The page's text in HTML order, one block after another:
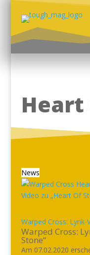
Heart
News
Warped Cross: Lyrik-
Warped Cross:
Stone“
Am 07.02.2020